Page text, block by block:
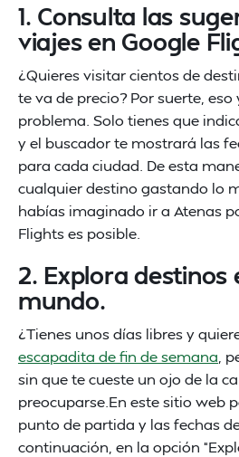
1. Consulta las
viajes en Google
¿Quieres visitar cientos de
te va de precio? Por suerte, eso
problema. Solo tienes que
y el buscador te mostrará las
para cada ciudad. De esta
cualquier destino gastando lo
habías imaginado ir a Atenas
Flights es posible.
2. Explora destinos
mundo.
¿Tienes unos días libres y
escapadita de fin de semana ,
sin que te cueste un ojo de la
preocuparse.En este sitio web
punto de partida y las fechas
continuación, en la opción